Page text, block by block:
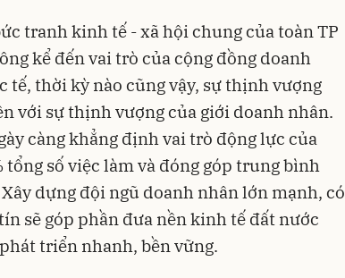
tranhkinh tế - xã hội chung của toàn TP
kể đến vai trò của cộng đồng doanh
tế, thời kỳ nào cũng vậy, sự thịnh vượng
với sự thịnh vượng của giới doanh nhân.
càng khẳng định vai trò động lực của
số việc làm và đóng góp trung bình
Xây dựng đội ngũ doanh nhân lớn mạnh, có
sẽ góp phần đưa nền kinh tế đất nước
triển nhanh, bền vững.